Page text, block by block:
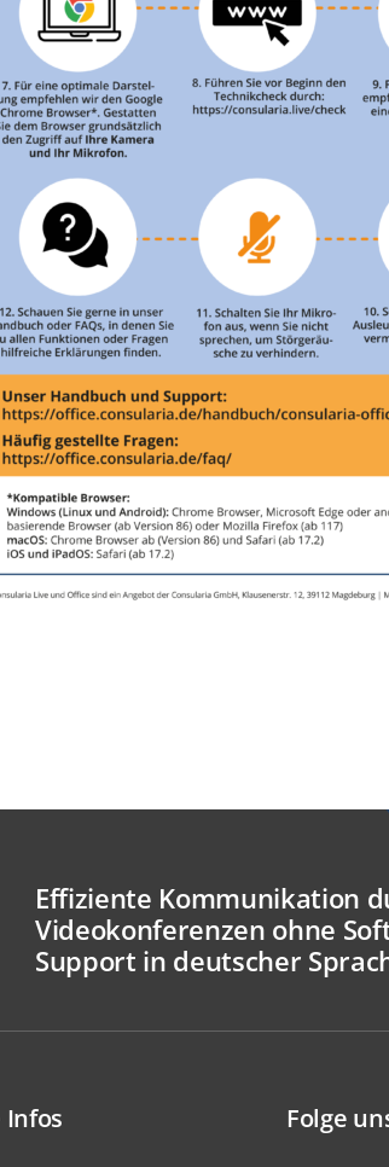
Effiziente Kommunikation
Videokonferenzen ohne
Support in deutscher
Folge